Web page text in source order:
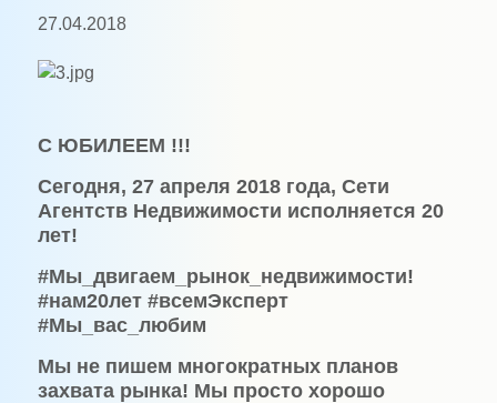
27.04.2018
С ЮБИЛЕЕМ !!!
Сегодня, 27 апреля 2018 года, Сети
Агентств Недвижимости исполняется 20
лет!
#Мы_двигаем_рынок_недвижимости!
#нам20лет #всемЭксперт
#Мы_вас_любим
Мы не пишем многократных планов
захвата рынка! Мы просто хорошо